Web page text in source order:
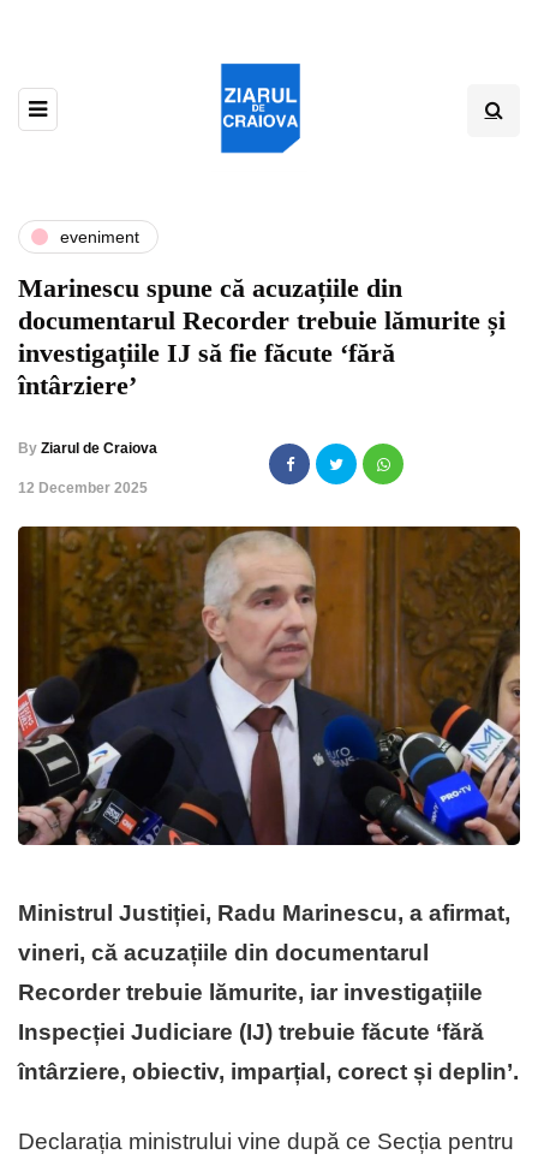
eveniment
Marinescu spune că acuzațiile din
documentarul Recorder trebuie lămurite și
investigațiile IJ să fie făcute ‘fără
întârziere’
By Ziarul de Craiova
,12 December 2025
Ministrul Justiției, Radu Marinescu, a afirmat,
vineri, că acuzațiile din documentarul
Recorder trebuie lămurite, iar investigațiile
Inspecției Judiciare (IJ) trebuie făcute ‘fără
întârziere, obiectiv, imparțial, corect și deplin’.
Declarația ministrului vine după ce Secția pentru